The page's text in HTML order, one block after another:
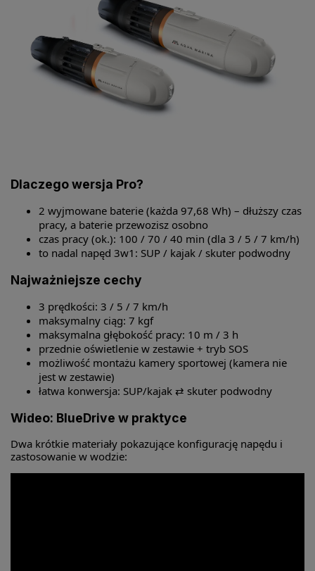
Dlaczego wersja Pro?
2 wyjmowane baterie (każda 97,68 Wh) – dłuższy czas
pracy, a baterie przewozisz osobno
czas pracy (ok.): 100 / 70 / 40 min (dla 3 / 5 / 7 km/h)
to nadal napęd 3w1: SUP / kajak / skuter podwodny
Najważniejsze cechy
3 prędkości: 3 / 5 / 7 km/h
maksymalny ciąg: 7 kgf
maksymalna głębokość pracy: 10 m / 3 h
przednie oświetlenie w zestawie + tryb SOS
możliwość montażu kamery sportowej (kamera nie
jest w zestawie)
łatwa konwersja: SUP/kajak ⇄ skuter podwodny
Wideo: BlueDrive w praktyce
Dwa krótkie materiały pokazujące konfigurację napędu i
zastosowanie w wodzie: